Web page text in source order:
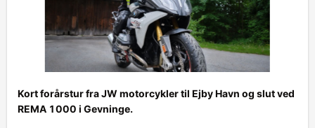
Kort forårstur fra JW motorcykler til Ejby Havn og slut ved
REMA 1000 i Gevninge.